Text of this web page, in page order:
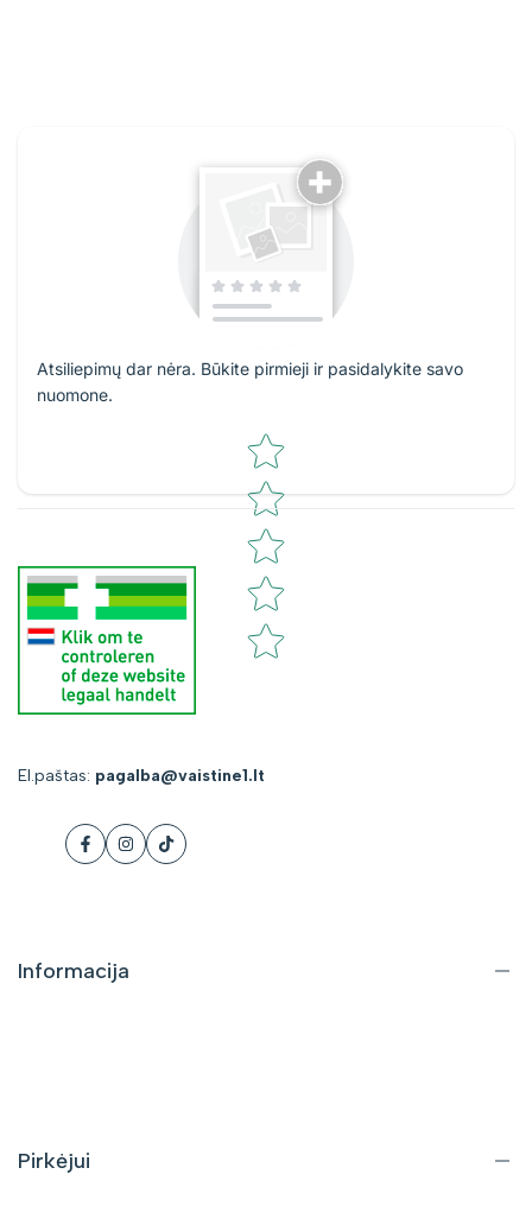
Atsiliepimų dar nėra. Būkite pirmieji ir pasidalykite savo
nuomone.
Star rating
El.paštas: pagalba@vaistine1.lt
Facebook
Instagram
Tiktok
Informacija
Pirkėjui